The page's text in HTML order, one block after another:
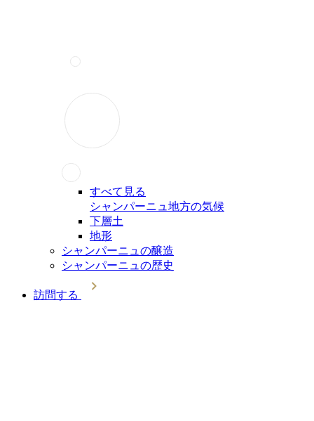
すべて見る
シャンパーニュ地方の気候
下層土
地形
シャンパーニュの醸造
シャンパーニュの歴史
訪問する